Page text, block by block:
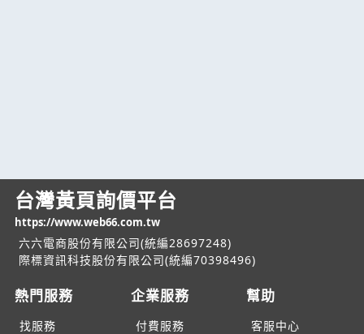
台灣黃頁詢價平台
https://www.web66.com.tw
六六電商股份有限公司(統編28697248)
際標資訊科技股份有限公司(統編70398496)
熱門服務
找服務
企業服務
付費服務
幫助
客服中心